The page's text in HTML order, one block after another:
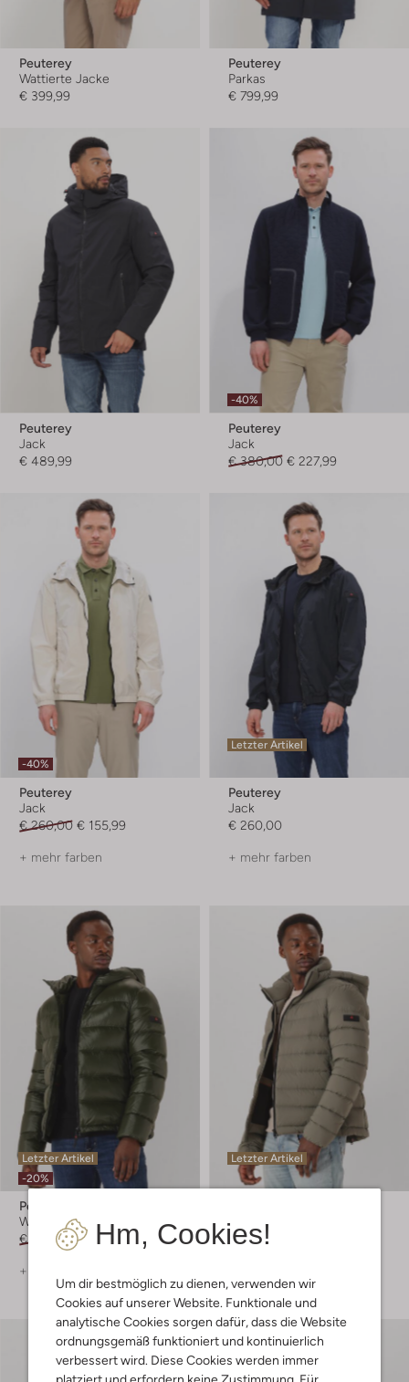
Hm, Cookies!
Um dir bestmöglich zu dienen, verwenden wir
Cookies auf unserer Website. Funktionale und
analytische Cookies sorgen dafür, dass die Website
ordnungsgemäß funktioniert und kontinuierlich
verbessert wird. Diese Cookies werden immer
Peuterey
Wattierte Jacke
€ 399,99
Peuterey
Parkas
€ 799,99
Peuterey
Jack
€ 489,99
-40%
Peuterey
Jack
€ 380,00 € 227,99
-40%
Peuterey
Jack
€ 260,00 € 155,99
+ mehr farben
Letzter Artikel
Peuterey
Jack
€ 260,00
+ mehr farben
Letzter Artikel
-20%
Peuterey
Wattierte Jacke
€ 410,00 € 327,99
+ mehr farben
Letzter Artikel
Wattierte Jacke
€ 495,00